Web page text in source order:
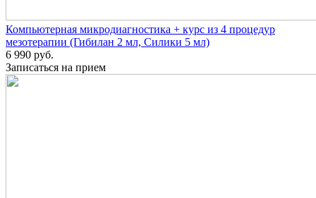
Компьютерная микродиагностика + курс из 4 процедур
мезотерапии (Гибилан 2 мл, Силики 5 мл)
6 990 руб.
Записаться на прием